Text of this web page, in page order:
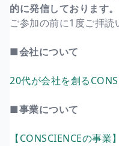
的に発信しております。
ご参加の前に1度ご拝読
■会社について
20代が会社を創る
■事業について
【CONSCIENCEの事